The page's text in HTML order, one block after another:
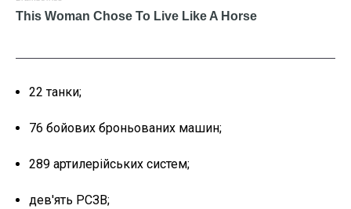
22 танки;
76 бойових броньованих машин;
289 артилерійських систем;
дев'ять РСЗВ;